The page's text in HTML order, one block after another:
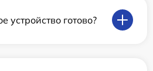
устройство готово?